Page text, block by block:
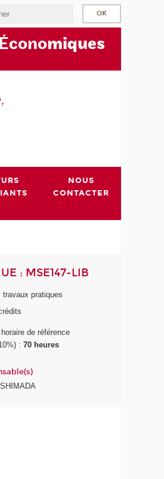
miques
NOUS
CONTACTER
: MSE147-LIB
travaux pratiques
de référence
:70 heures